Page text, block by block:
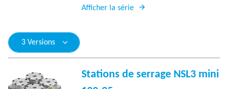
Afficher la série
3 Versions
Stations de serrage NSL3 mini